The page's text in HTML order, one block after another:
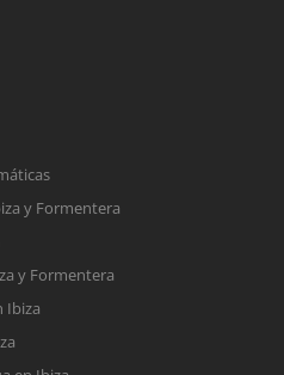
y Formentera
y Formentera
Ibiza